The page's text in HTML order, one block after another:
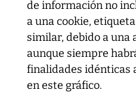
de información no
a una cookie,
similar, debido a una
aunque siempre
finalidades idénticas
en este gráfico.